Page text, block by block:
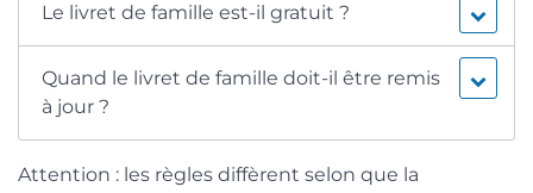
Le livret de famille est-il gratuit ?
Quand le livret de famille doit-il être remis
à jour ?
Attention : les règles diffèrent selon que la